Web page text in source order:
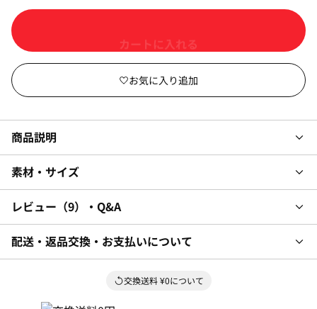
商品説明
素材・サイズ
レビュー 9 ・Q&A
配送・返品交換・お支払いについて
交換送料 ¥0について